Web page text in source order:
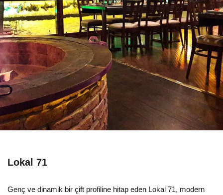
Lokal 71
Genç ve dinamik bir çift profiline hitap eden Lokal 71, modern